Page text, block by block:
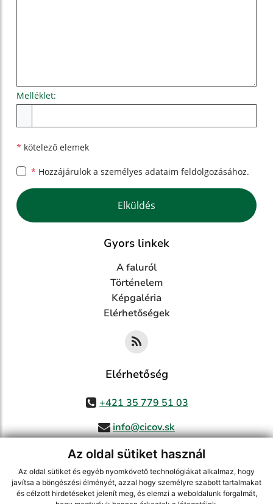
Az oldal sütiket használ
Az oldal sütiket és egyéb nyomkövető technológiákat alkalmaz, hogy
javítsa a böngészési élményét, azzal hogy személyre szabott tartalmakat
és célzott hirdetéseket jelenít meg, és elemzi a weboldalunk forgalmát,
Melléklet:
* kötelező elemek
* Hozzájárulok a személyes adataim feldolgozásához.
Google reCaptcha Response
Elküldés
Gyors linkek
A faluról
Történelem
Képgaléria
Elérhetőségek
Elérhetőség
+421 35 779 51 03
info@cicov.sk
használja ki a legfrissebb információk követését az RSS funkcióval,
ECHELON 2 CMS rendszer (tartalomkezelő rendszer),Honlaptérkép